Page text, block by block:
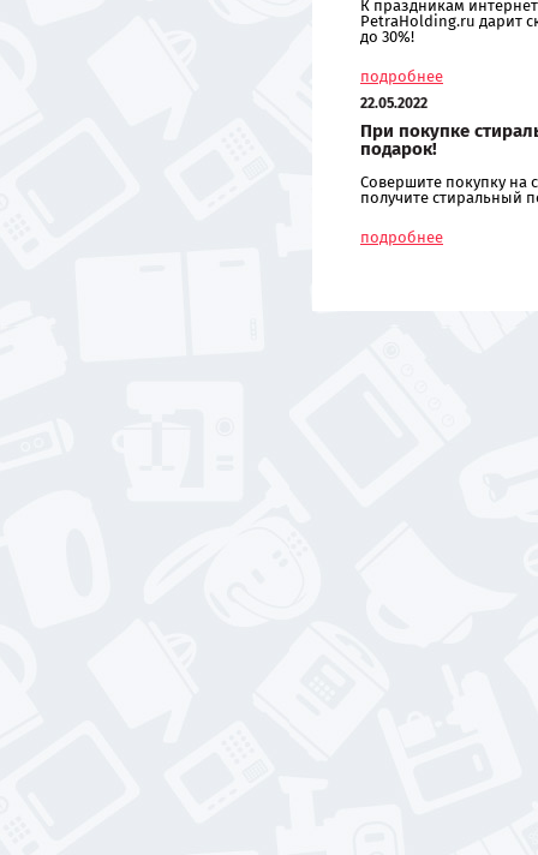
К праздникам
PetraHolding.ru дарит
до 30%!
подробнее
22.05.2022
При покупке
подарок!
Совершите покупку на
получите стиральный
подробнее